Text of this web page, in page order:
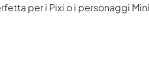
per i Pixi o i personaggi